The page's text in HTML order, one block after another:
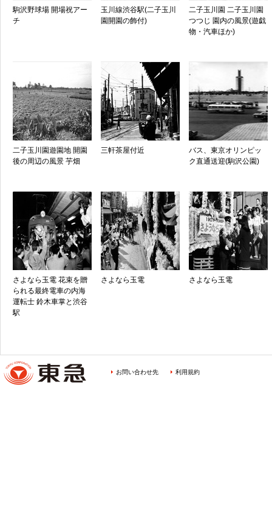
駒沢野球場 開場祝アー
チ
玉川線渋谷駅(二子玉川
園開園の飾付)
二子玉川園 二子玉川園
つつじ 園内の風景(遊戯
物・汽車ほか)
二子玉川園遊園地 開園
後の周辺の風景 芋畑
三軒茶屋付近
バス、東京オリンピッ
ク直通送迎(駒沢公園)
さよなら玉電 花束を贈
られる最終電車の内海
運転士 鈴木車掌と渋谷
駅
さよなら玉電 さよなら玉電
お問い合わせ先 利用規約